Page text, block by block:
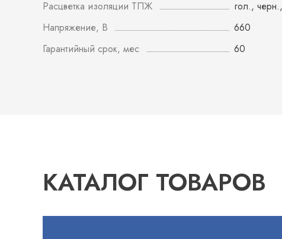
Расцветка изоляции ТПЖ
гол.,
Напряжение, В
660
Гарантийный срок, мес
60
КАТАЛОГ ТОВАРОВ